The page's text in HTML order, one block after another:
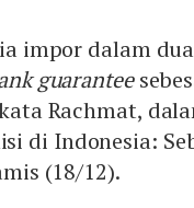
impor dalam
guarantee
Rachmat,
di Indonesia:
(18/12).